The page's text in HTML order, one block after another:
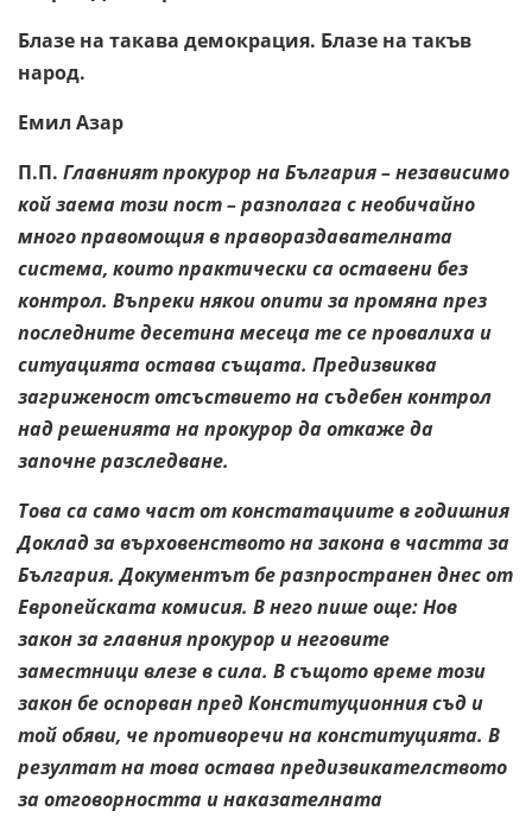
Блазе на такава демокрация. Блазе на такъв
народ.
Емил Азар
П.П. Главният прокурор на България – независимо
кой заема този пост – разполага с необичайно
много правомощия в правораздавателната
система, които практически са оставени без
контрол. Въпреки някои опити за промяна през
последните десетина месеца те се провалиха и
ситуацията остава същата. Предизвиква
загриженост отсъствието на съдебен контрол
над решенията на прокурор да откаже да
започне разследване.
Това са само част от констатациите в годишния
Доклад за върховенството на закона в частта за
България. Документът бе разпространен днес от
Европейската комисия. В него пише още: Нов
закон за главния прокурор и неговите
заместници влезе в сила. В същото време този
закон бе оспорван пред Конституционния съд и
той обяви, че противоречи на конституцията. В
резултат на това остава предизвикателството
за отговорността и наказателната